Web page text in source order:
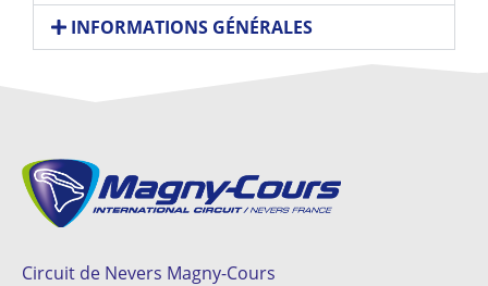
INFORMATIONS GÉNÉRALES
Circuit de Nevers Magny-Cours